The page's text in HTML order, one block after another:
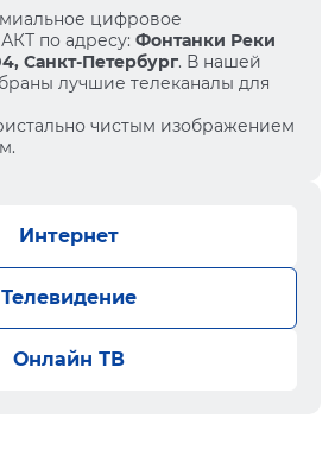
цифровое
по адресу: Фонтанки Реки
Санкт-Петербург. В нашей
лучшие телеканалы для
чистым изображением
Интернет
Телевидение
Онлайн ТВ